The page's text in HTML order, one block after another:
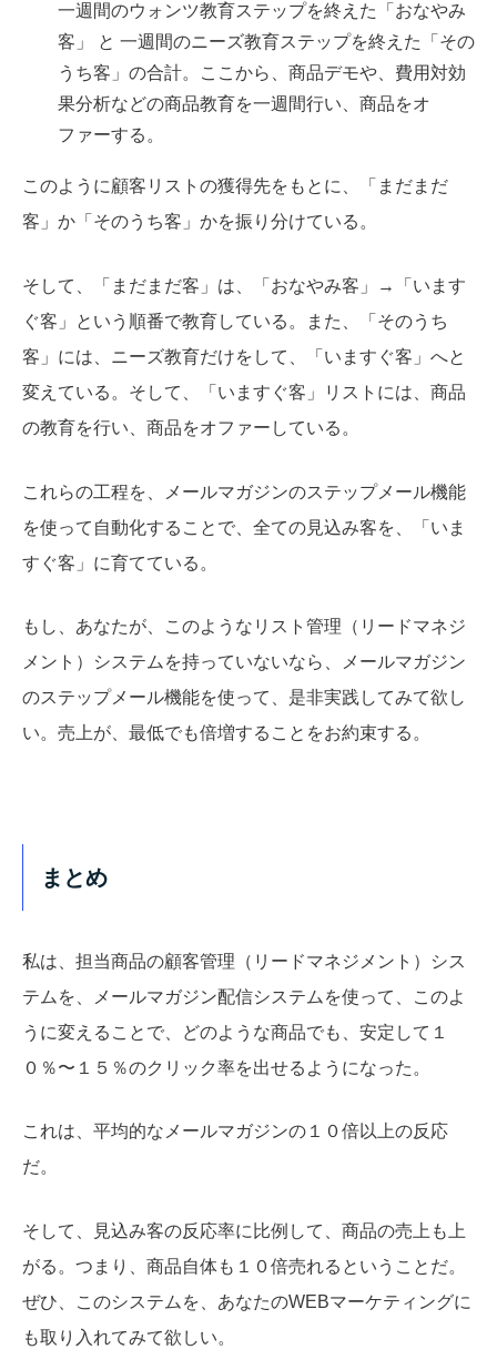
一週間のウォンツ教育ステップを終えた「おなやみ
客」 と 一週間のニーズ教育ステップを終えた「その
うち客」の合計。ここから、商品デモや、費用対効
果分析などの商品教育を一週間行い、商品をオ
ファーする。
このように顧客リストの獲得先をもとに、「まだまだ
客」か「そのうち客」かを振り分けている。
そして、「まだまだ客」は、「おなやみ客」→「います
ぐ客」という順番で教育している。また、「そのうち
客」には、ニーズ教育だけをして、「いますぐ客」へと
変えている。そして、「いますぐ客」リストには、商品
の教育を行い、商品をオファーしている。
これらの工程を、メールマガジンのステップメール機能
を使って自動化することで、全ての見込み客を、「いま
すぐ客」に育てている。
もし、あなたが、このようなリスト管理（リードマネジ
メント）システムを持っていないなら、メールマガジン
のステップメール機能を使って、是非実践してみて欲し
い。売上が、最低でも倍増することをお約束する。
まとめ
私は、担当商品の顧客管理（リードマネジメント）シス
テムを、メールマガジン配信システムを使って、このよ
うに変えることで、どのような商品でも、安定して１
０％〜１５％のクリック率を出せるようになった。
これは、平均的なメールマガジンの１０倍以上の反応
だ。
そして、見込み客の反応率に比例して、商品の売上も上
がる。つまり、商品自体も１０倍売れるということだ。
ぜひ、このシステムを、あなたのWEBマーケティングに
も取り入れてみて欲しい。